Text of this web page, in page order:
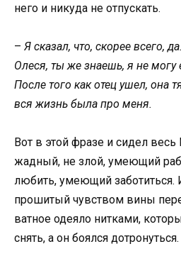
него и никуда не отпускать.
– Я сказал, что, скорее всего,
Олеся, ты же знаешь, я не могу
После того как отец ушел, она
вся жизнь была про меня.
Вот в этой фразе и сидел
жадный, не злой, умеющий
любить, умеющий заботиться.
прошитый чувством вины
ватное одеяло нитками,
снять, а он боялся дотронуться.